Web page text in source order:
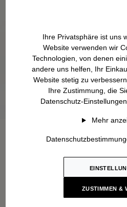
Ihre Privatsphäre ist uns
Website verwenden wir
Technologien, von denen
andere uns helfen, Ihr
Website stetig zu
Ihre Zustimmung, die
Datenschutz-
Mehr
ZUSTIMMEN &